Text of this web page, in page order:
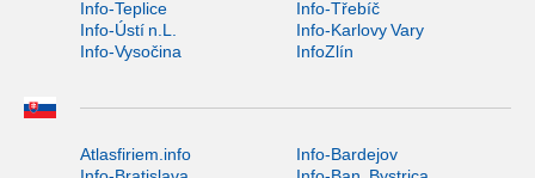
Info-Teplice
Info-Třebíč
Info-Ústí n.L.
Info-Karlovy Vary
Info-Vysočina
InfoZlín
Atlasfiriem.info
Info-Bardejov